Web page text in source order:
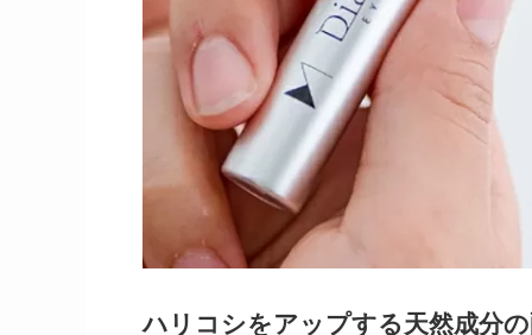
ハリコシをアップする天然成分